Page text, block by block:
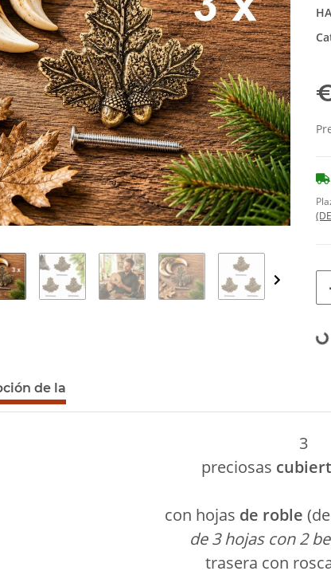
de la
3
preciosas
con hojas de roble
de 3 hojas con 2
trasera con